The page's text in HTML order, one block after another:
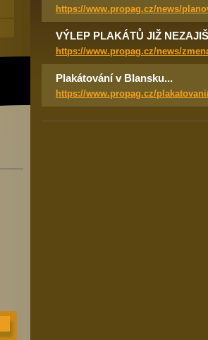
https://www.propag.cz/news/
VÝLEP PLAKÁTŮ JIŽ
https://www.propag.cz/news/
Plakátování v Blansku...
https://www.propag.cz/